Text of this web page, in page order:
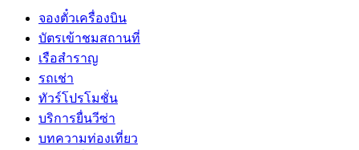
จองตั๋วเครื่องบิน
บัตรเข้าชมสถานที่
เรือสำราญ
รถเช่า
ทัวร์โปรโมชั่น
บริการยื่นวีซ่า
บทความท่องเที่ยว